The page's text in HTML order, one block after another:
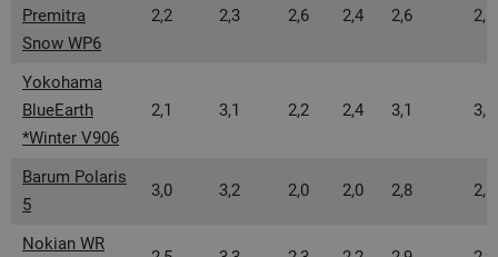
Premitra
Snow WP6
2,2 2,3 2,6 2,4 2,6 2,6
Yokohama
BlueEarth
*Winter V906
2,1 3,1 2,2 2,4 3,1 3,1
Barum Polaris
5
3,0 3,2 2,0 2,0 2,8 2,8
Nokian WR